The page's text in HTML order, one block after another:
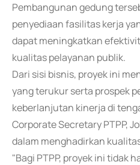
Pembangunan gedung
penyediaan fasilitas kerja
dapat meningkatkan
kualitas pelayanan publik.
Dari sisi bisnis, proyek ini
yang terukur serta prospek
keberlanjutan kinerja di
Corporate Secretary PTPP,
dalam menghadirkan
"Bagi PTPP, proyek ini tidak